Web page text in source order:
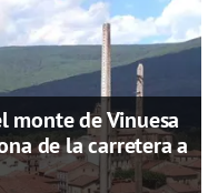
monte de Vinuesa
de la carretera a